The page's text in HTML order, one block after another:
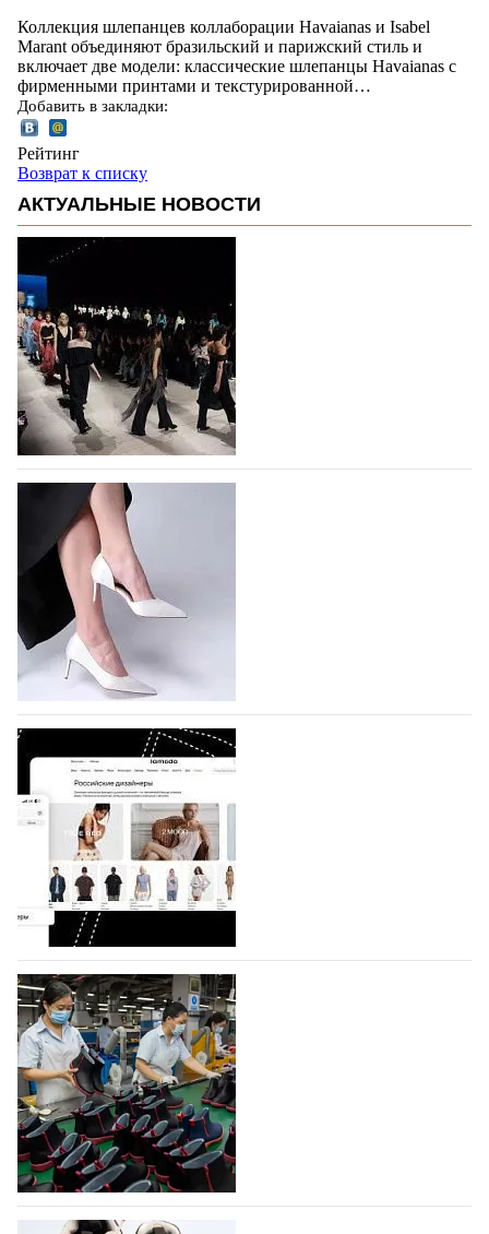
Коллекция шлепанцев коллаборации Havaianas и Isabel
Marant объединяют бразильский и парижский стиль и
включает две модели: классические шлепанцы Havaianas с
фирменными принтами и текстурированной…
Добавить в закладки:
Рейтинг
Возврат к списку
АКТУАЛЬНЫЕ НОВОСТИ
На участие в Московской неделе моды
подано 1047 заявок
На участие в седьмой Московской неделе моды,
которая пройдет в российской столице с 26 сентября
по 1 октября, уже подано 1047 заявок. Примерно
половину из них (494) прислали дизайнеры,
коллекции которых не были представлены в…
07.08.2026 479
BALLINA представит свои новинки на Euro
Shoes
Компания BALLINA Guangzhou Lihuang Footwear
Co., Ltd., основанная в 2011 году и расположенная в
Гуанчжоу, столице моды Китая, является
профессиональной обувной компанией,
объединяющей разработку, производство и…
07.08.2026 334
На платформе Lamoda - новый раздел и
условия продвижения локальных
дизайнерских марок
Российский маркетплейс Lamoda решил обновить
раздел для продажи продукции локальных
дизайнерских марок одежды, обуви и аксессуаров.
Бренды также получат маркетинговую…
06.08.2026 502